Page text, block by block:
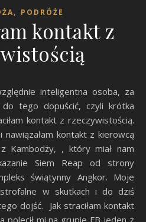
, PODRÓŻE
kontakt z
do tego dopuścić, czyli krótka
kontakt z rzeczywistością.
kontakt z kierowcą
Kambodży, , który miał nam
Siem Reap od strony
świątynny Angkor. Moje
w skutkach i do dziś
dojść. Jak straciłam kontakt